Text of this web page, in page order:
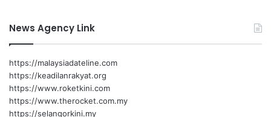
a
l
i
P
r
o
i
P
e
n
g
g
e
News Agency Link
https://malaysiadateline.com
https://keadilanrakyat.org
https://www.roketkini.com
https://www.therocket.com.my
https://selangorkini.my